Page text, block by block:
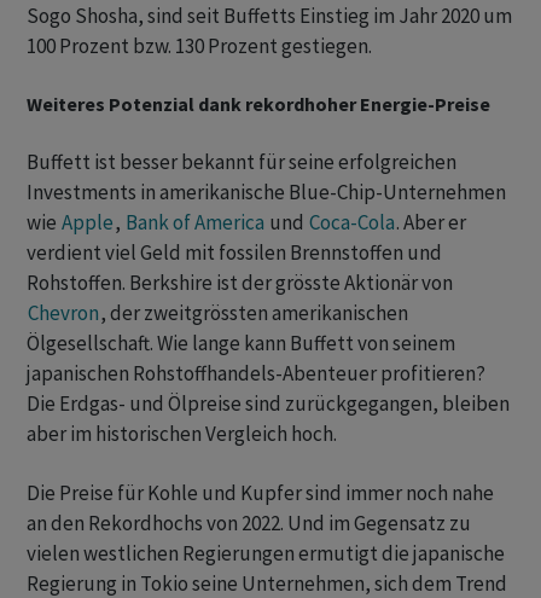
Sogo Shosha, sind seit Buffetts Einstieg im Jahr 2020 um
100 Prozent bzw. 130 Prozent gestiegen.
Weiteres Potenzial dank rekordhoher Energie-Preise
Buffett ist besser bekannt für seine erfolgreichen
Investments in amerikanische Blue-Chip-Unternehmen
wie Apple, Bank of America und Coca-Cola. Aber er
verdient viel Geld mit fossilen Brennstoffen und
Rohstoffen. Berkshire ist der grösste Aktionär von
Chevron, der zweitgrössten amerikanischen
Ölgesellschaft. Wie lange kann Buffett von seinem
japanischen Rohstoffhandels-Abenteuer profitieren?
Die Erdgas- und Ölpreise sind zurückgegangen, bleiben
aber im historischen Vergleich hoch.
Die Preise für Kohle und Kupfer sind immer noch nahe
an den Rekordhochs von 2022. Und im Gegensatz zu
vielen westlichen Regierungen ermutigt die japanische
Regierung in Tokio seine Unternehmen, sich dem Trend